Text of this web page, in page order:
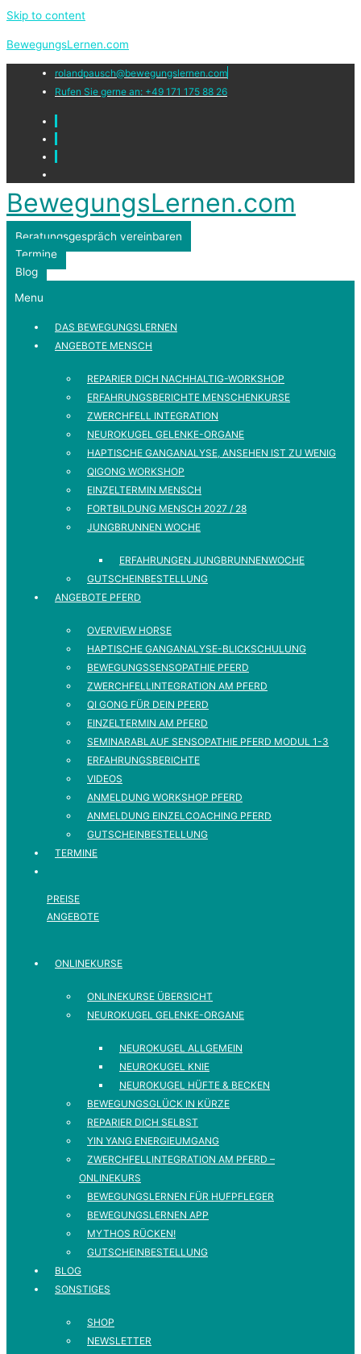
Skip to content
BewegungsLernen.com
rolandpausch@bewegungslernen.com
Rufen Sie gerne an: +49 171 175 88 26
BewegungsLernen.com
Beratungsgespräch vereinbaren
Termine
Blog
Menu
DAS BEWEGUNGSLERNEN
ANGEBOTE MENSCH
REPARIER DICH NACHHALTIG-WORKSHOP
ERFAHRUNGSBERICHTE MENSCHENKURSE
ZWERCHFELL INTEGRATION
NEUROKUGEL GELENKE-ORGANE
HAPTISCHE GANGANALYSE, ANSEHEN IST ZU WENIG
QIGONG WORKSHOP
EINZELTERMIN MENSCH
FORTBILDUNG MENSCH 2027 / 28
JUNGBRUNNEN WOCHE
ERFAHRUNGEN JUNGBRUNNENWOCHE
GUTSCHEINBESTELLUNG
ANGEBOTE PFERD
OVERVIEW HORSE
HAPTISCHE GANGANALYSE-BLICKSCHULUNG
BEWEGUNGSSENSOPATHIE PFERD
ZWERCHFELLINTEGRATION AM PFERD
QI GONG FÜR DEIN PFERD
EINZELTERMIN AM PFERD
SEMINARABLAUF SENSOPATHIE PFERD MODUL 1-3
ERFAHRUNGSBERICHTE
VIDEOS
ANMELDUNG WORKSHOP PFERD
ANMELDUNG EINZELCOACHING PFERD
GUTSCHEINBESTELLUNG
TERMINE
PREISE
ANGEBOTE
ONLINEKURSE
ONLINEKURSE ÜBERSICHT
NEUROKUGEL GELENKE-ORGANE
NEUROKUGEL ALLGEMEIN
NEUROKUGEL KNIE
NEUROKUGEL HÜFTE & BECKEN
BEWEGUNGSGLÜCK IN KÜRZE
REPARIER DICH SELBST
YIN YANG ENERGIEUMGANG
ZWERCHFELLINTEGRATION AM PFERD –
ONLINEKURS
BEWEGUNGSLERNEN FÜR HUFPFLEGER
BEWEGUNGSLERNEN APP
MYTHOS RÜCKEN!
GUTSCHEINBESTELLUNG
BLOG
SONSTIGES
SHOP
NEWSLETTER